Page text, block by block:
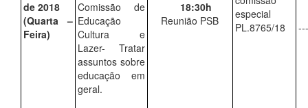
de 2018
(Quarta –
Feira)
Comissão de
Educação
Cultura e
Lazer- Tratar
assuntos sobre
educação em
geral.
18:30h
Reunião PSB
especial
PL.8765/18